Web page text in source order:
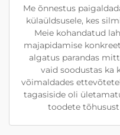
Me õnnestus
külaüldsusele, kes
Meie kohandatud
majapidamise
algatus parandas
vaid soodustas ka
võimaldades
tagasiside oli
toodete tõhusust